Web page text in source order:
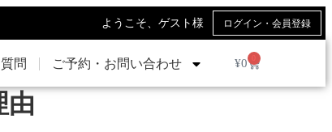
ようこそ、ゲスト様 ログイン・会員登録
問 ご予約・お問い合わせ ¥0
由